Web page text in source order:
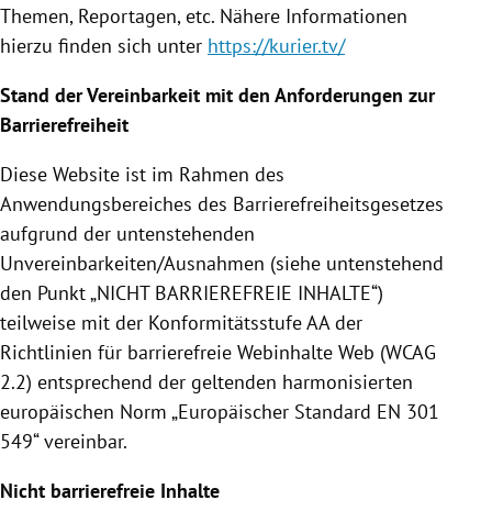
Themen, Reportagen, etc. Nähere Informationen
hierzu finden sich unter https://kurier.tv/
Stand der Vereinbarkeit mit den Anforderungen zur
Barrierefreiheit
Diese Website ist im Rahmen des
Anwendungsbereiches des Barrierefreiheitsgesetzes
aufgrund der untenstehenden
Unvereinbarkeiten/Ausnahmen (siehe untenstehend
den Punkt „NICHT BARRIEREFREIE INHALTE“)
teilweise mit der Konformitätsstufe AA der
Richtlinien für barrierefreie Webinhalte Web (WCAG
2.2) entsprechend der geltenden harmonisierten
europäischen Norm „Europäischer Standard EN 301
549“ vereinbar.
Nicht barrierefreie Inhalte